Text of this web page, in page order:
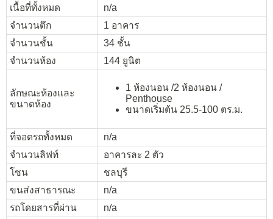
เนื้อที่ทั้งหมด
n/a
จำนวนตึก
1 อาคาร
จำนวนชั้น
34 ชั้น
จำนวนห้อง
144 ยูนิต
ลักษณะห้องและ
ขนาดห้อง
1 ห้องนอน /2 ห้องนอน /
Penthouse
ขนาดเริ่มต้น 25.5-100 ตร.ม.
ที่จอดรถทั้งหมด
n/a
จำนวนลิฟท์
อาคารละ 2 ตัว
โซน
ชลบุรี
ขนส่งสาธารณะ
n/a
รถโดยสารที่ผ่าน
n/a